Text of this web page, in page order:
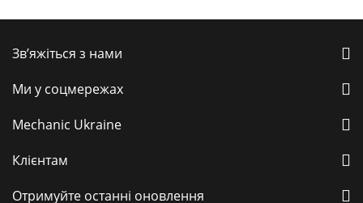
Зв’яжіться з нами
Ми у соцмережах
Mechanic Ukraine
Клієнтам
Отримуйте останні оновлення